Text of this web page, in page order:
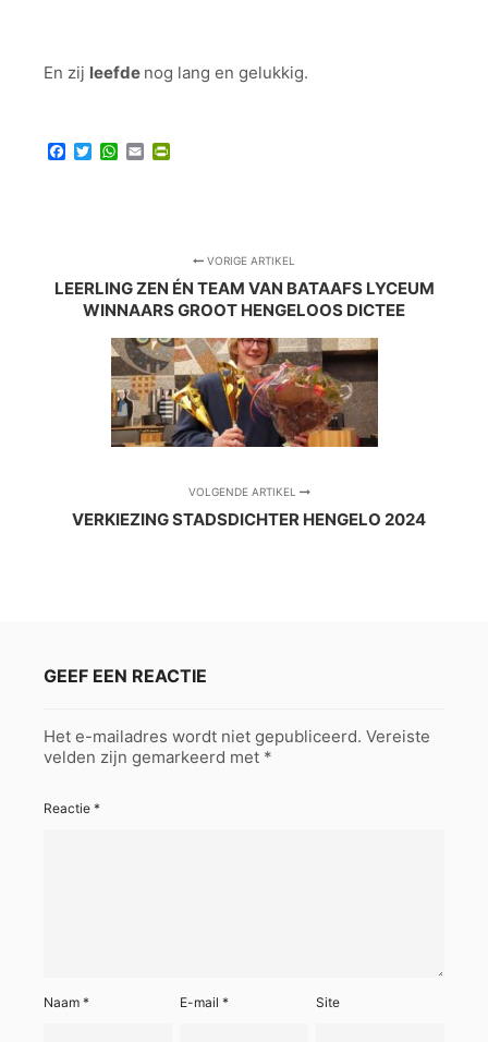
En zij leefde nog lang en gelukkig.
Facebook
TwitterWhatsApp
Email
VORIGE ARTIKEL
LEERLING ZEN ÉN TEAM VAN BATAAFS LYCEUM
WINNAARS GROOT HENGELOOS DICTEE
VOLGENDE ARTIKEL
VERKIEZING STADSDICHTER HENGELO 2024
GEEF EEN REACTIE
Het e-mailadres wordt niet gepubliceerd. Vereiste
velden zijn gemarkeerd met *
Reactie *
Naam * E-mail* Site